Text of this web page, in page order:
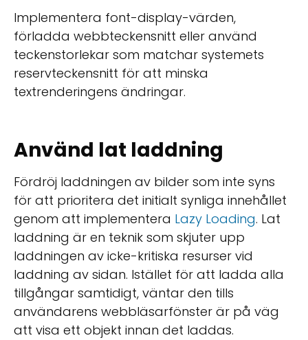
Implementera font-display-värden,
förladda webbteckensnitt eller använd
teckenstorlekar som matchar systemets
reservteckensnitt för att minska
textrenderingens ändringar.
Använd lat laddning
Fördröj laddningen av bilder som inte syns
för att prioritera det initialt synliga innehållet
genom att implementera Lazy Loading. Lat
laddning är en teknik som skjuter upp
laddningen av icke-kritiska resurser vid
laddning av sidan. Istället för att ladda alla
tillgångar samtidigt, väntar den tills
användarens webbläsarfönster är på väg
att visa ett objekt innan det laddas.